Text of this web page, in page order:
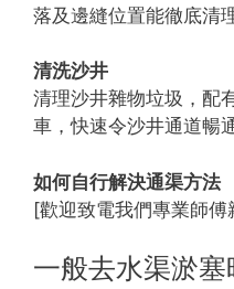
落及邊縫位置能徹底清理
清洗沙井
清理沙井雜物垃圾，配
車，快速令沙井通道暢通
如何自行解決通渠方法
[歡迎致電我們專業師傅
一般去水渠淤